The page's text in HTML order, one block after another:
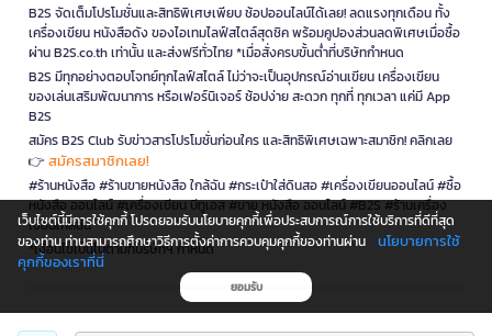
B2S จัดเต็มโปรโมชั่นและสิทธิพิเศษเพียบ ช้อปออนไลน์ได้เลย! ลดแรงทุกเดือน ทั้ง
เครื่องเขียน หนังสือดัง ของไอเทมไลฟ์สไตล์สุดชิค พร้อมคูปองส่วนลดพิเศษเมื่อซื้อ
ผ่าน B2S.co.th เท่านั้น และส่งฟรีทั่วไทย *เมื่อสั่งครบขั้นต่ำที่บริษัทกำหนด
B2S มีทุกอย่างตอบโจทย์ทุกไลฟ์สไตล์ ไม่ว่าจะเป็นอุปกรณ์อ่านเขียน เครื่องเขียน
ของเล่นเสริมพัฒนาการ หรือเฟอร์นิเจอร์ ช้อปง่าย สะดวก ทุกที่ ทุกเวลา แค่มี App
B2S
สมัคร B2S Club รับข่าวสารโปรโมชั่นก่อนใคร และสิทธิพิเศษเฉพาะสมาชิก! คลิกเลย
👉 สมัครสมาชิกเลย!
#ร้านหนังสือ #ร้านขายหนังสือ ใกล้ฉัน #กระเป๋าใส่ดินสอ #เครื่องเขียนออนไลน์ #ซื้อ
หนังสือ ออนไลน์ #เครื่องเขียน บีทูเอส #ขาย หนังสือ ออนไลน์ #B2S #ร้านเครื่อง
เขียนใกล้ฉัน
*เงื่อนไขเป็นไปตามที่บริษัทฯ กำหนด
is a company operating under
เว็บไซต์นี้มีการใช้คุกกี้ โปรดยอมรับนโยบายคุกกี้เพื่อประสบการณ์การใช้บริการที่ดีที่สุด
ของท่าน ท่านสามารถศึกษาวิธีการตั้งค่าการควบคุมคุกกี้ของท่านผ่าน
นโยบายการใช้
คุกกี้ของเราที่นี่
ยอมรับ